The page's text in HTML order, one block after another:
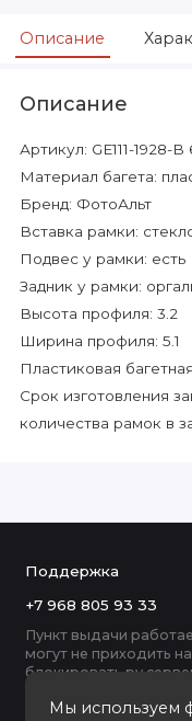
Описание
Описание
Артикул: GE111-1928-
Материал багета:
Бренд: ФотоАльт
Вставка рамки:
Подвес у рамки: есть
Задник у рамки:
Высота профиля: 3.2
Ширина профиля: 5.1
Пластиковая
Срок изготовления
количества рамок в
Мы используем
Поддержка
+7 968 805 93 33
Пункт выдачи
могут не приходить на
блокировать ру